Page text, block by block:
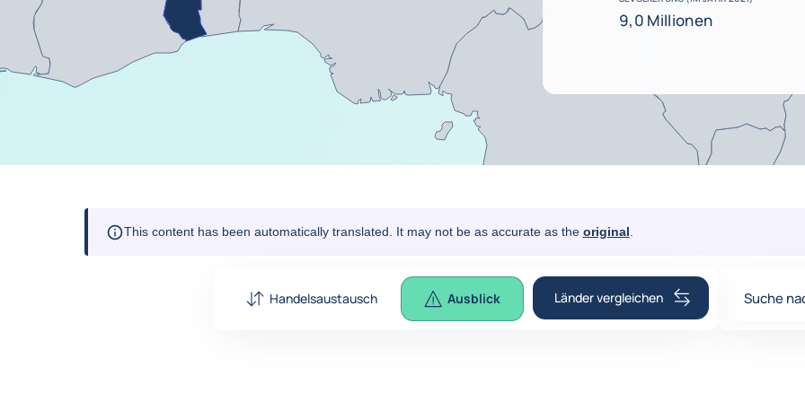
9,0 Millionen
This content has been automatically translated. It may not be as accurate as the original
Handelsaustausch Ausblick Länder vergleichen Suche